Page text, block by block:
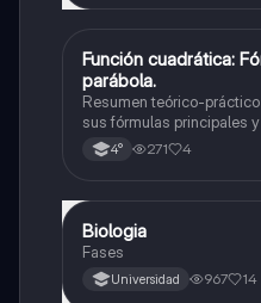
Matemáticas
Función cuadrática:
parábola.
Resumen teórico-
sus fórmulas principales
como representación
forma general, cálculo
4° 271 4
Biología
Biologia
Fases
Universidad 967 14